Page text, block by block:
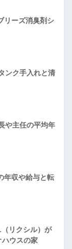
リーズ消臭剤シ
ンク手入れと清
や主任の平均年
年収や給与と転
リクシル）が
ウスの家